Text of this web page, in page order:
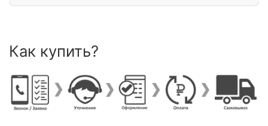
Как купить?